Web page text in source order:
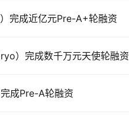
完成近亿元Pre-A+轮融资
）完成数千万元天使轮融资
成Pre-A轮融资